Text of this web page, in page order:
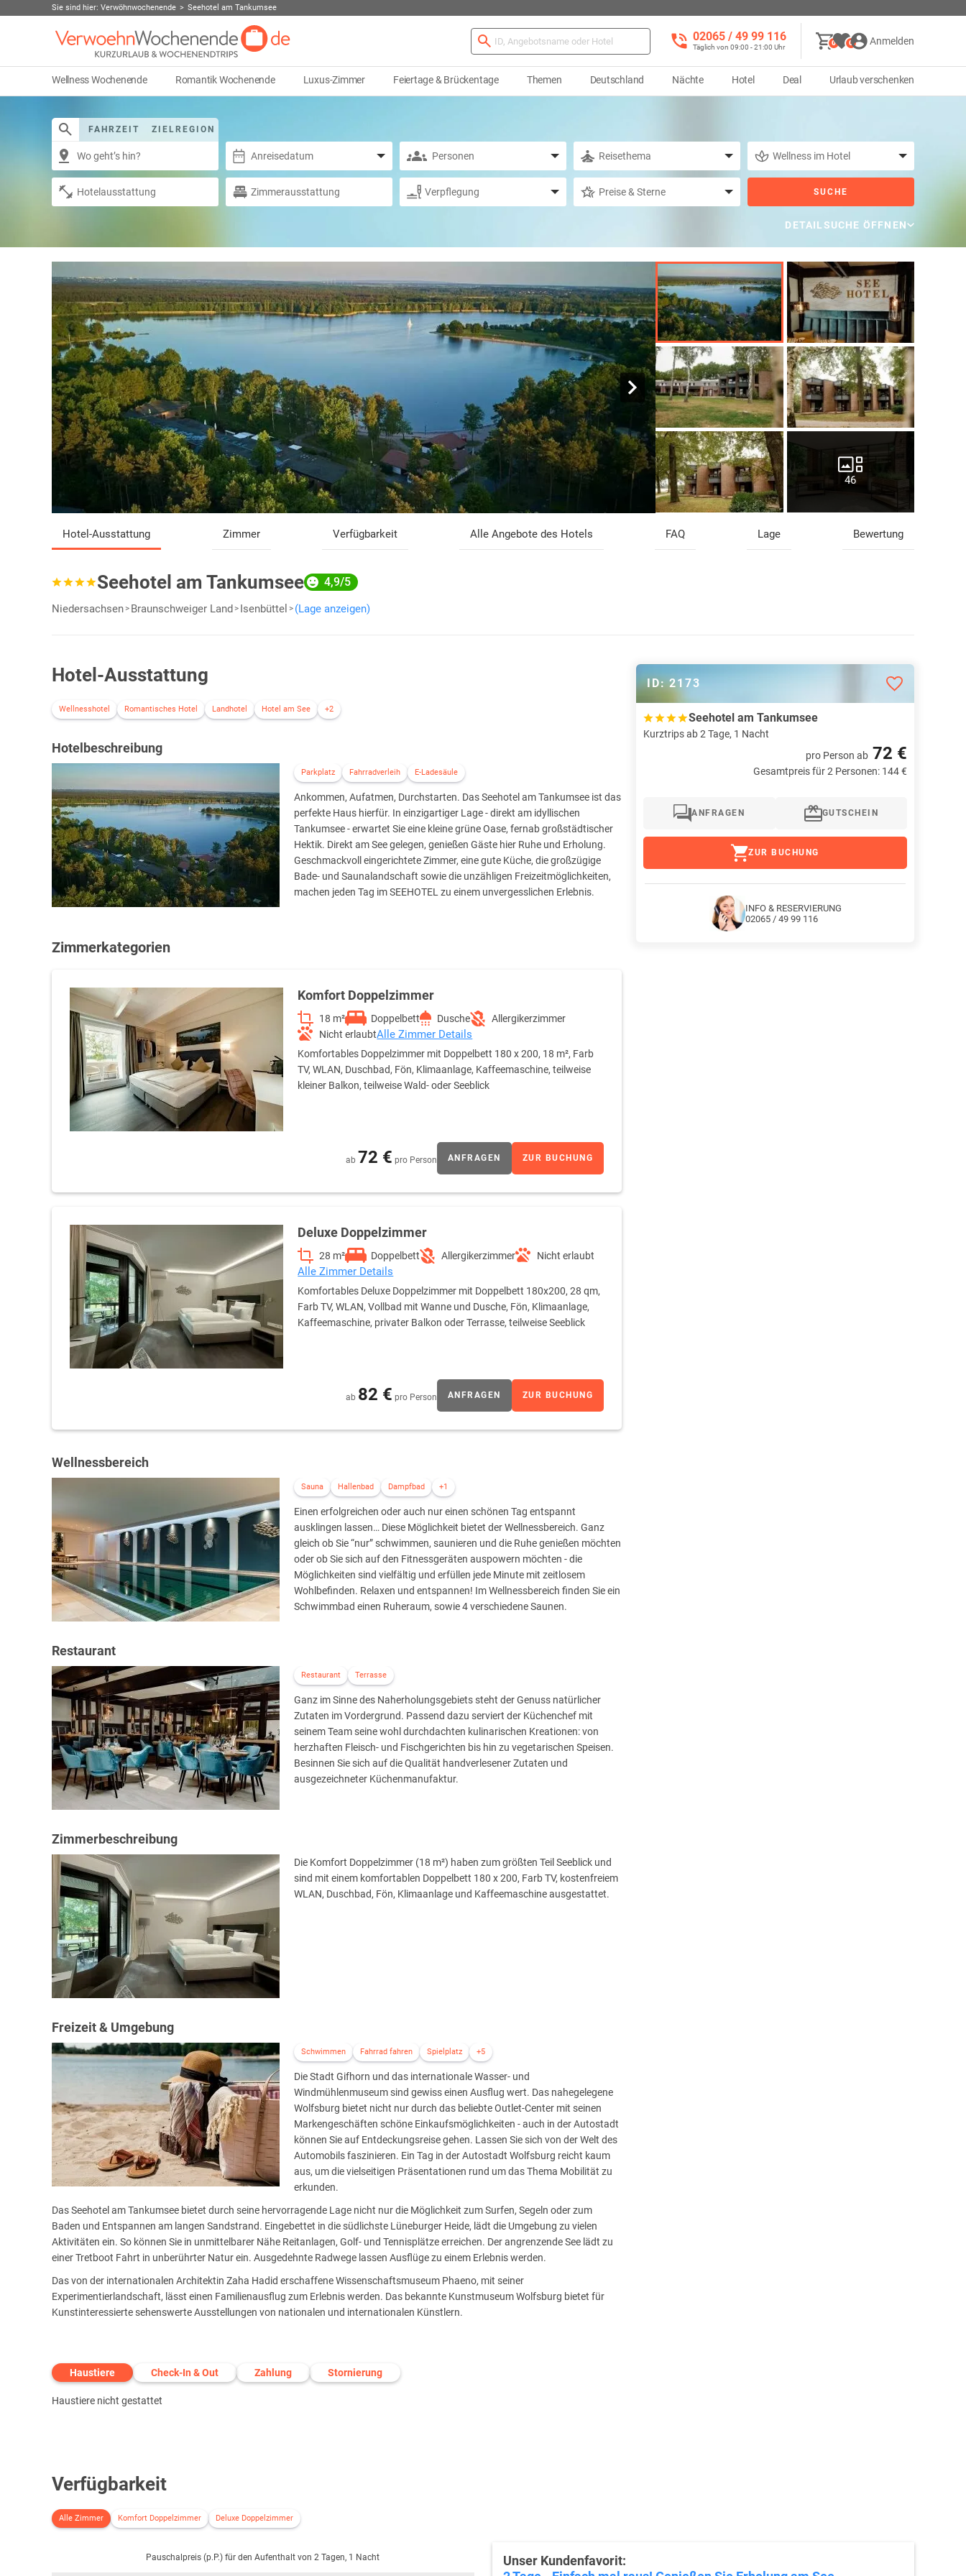
Sie sind hier: Verwöhnwochenende Seehotel am Tankumsee
02065 / 49 ‌99 116
Täglich von 09:00 - 21:00 Uhr
0 0 Anmelden
Wellness Wochenende Romantik Wochenende Luxus-Zimmer Feiertage & Brückentage Themen Deutschland Nächte Hotel Deal Urlaub verschenken
FAHRZEIT ZIELREGION
SUCHE
DETAILSUCHE ÖFFNEN
46
Hotel-Ausstattung Zimmer Verfügbarkeit Alle Angebote des Hotels FAQ Lage Bewertung
Seehotel am Tankumsee 4,9/5
Niedersachsen Braunschweiger Land Isenbüttel (Lage anzeigen)
Hotel-Ausstattung
Wellnesshotel Romantisches Hotel Landhotel Hotel am See +2
Hotelbeschreibung
Parkplatz Fahrradverleih E-Ladesäule
Ankommen, Aufatmen, Durchstarten. Das Seehotel am Tankumsee ist das
perfekte Haus hierfür. In einzigartiger Lage - direkt am idyllischen
Tankumsee - erwartet Sie eine kleine grüne Oase, fernab großstädtischer
Hektik. Direkt am See gelegen, genießen Gäste hier Ruhe und Erholung.
Geschmackvoll eingerichtete Zimmer, eine gute Küche, die großzügige
Bade- und Saunalandschaft sowie die unzähligen Freizeitmöglichkeiten,
machen jeden Tag im SEEHOTEL zu einem unvergesslichen Erlebnis.
Zimmerkategorien
Komfort Doppelzimmer
18 m² Doppelbett Dusche
Allergikerzimmer
Nicht erlaubtAlle Zimmer Details
Komfortables Doppelzimmer mit Doppelbett 180 x 200, 18 m², Farb
TV, WLAN, Duschbad, Fön, Klimaanlage, Kaffeemaschine, teilweise
kleiner Balkon, teilweise Wald- oder Seeblick
ab 72 € pro Person ANFRAGEN ZUR BUCHUNG
Deluxe Doppelzimmer
28 m² Doppelbett Allergikerzimmer Nicht erlaubt
Alle Zimmer Details
Komfortables Deluxe Doppelzimmer mit Doppelbett 180x200, 28 qm,
Farb TV, WLAN, Vollbad mit Wanne und Dusche, Fön, Klimaanlage,
Kaffeemaschine, privater Balkon oder Terrasse, teilweise Seeblick
ab 82 € pro Person ANFRAGEN ZUR BUCHUNG
Wellnessbereich
Sauna Hallenbad Dampfbad +1
Einen erfolgreichen oder auch nur einen schönen Tag entspannt
ausklingen lassen… Diese Möglichkeit bietet der Wellnessbereich. Ganz
gleich ob Sie “nur” schwimmen, saunieren und die Ruhe genießen möchten
oder ob Sie sich auf den Fitnessgeräten auspowern möchten - die
Möglichkeiten sind vielfältig und erfüllen jede Minute mit zeitlosem
Wohlbefinden. Relaxen und entspannen! Im Wellnessbereich finden Sie ein
Schwimmbad einen Ruheraum, sowie 4 verschiedene Saunen.
Restaurant
Restaurant Terrasse
Ganz im Sinne des Naherholungsgebiets steht der Genuss natürlicher
Zutaten im Vordergrund. Passend dazu serviert der Küchenchef mit
seinem Team seine wohl durchdachten kulinarischen Kreationen: von
herzhaften Fleisch- und Fischgerichten bis hin zu vegetarischen Speisen.
Besinnen Sie sich auf die Qualität handverlesener Zutaten und
ausgezeichneter Küchenmanufaktur.
Zimmerbeschreibung
Die Komfort Doppelzimmer (18 m²) haben zum größten Teil Seeblick und
sind mit einem komfortablen Doppelbett 180 x 200, Farb TV, kostenfreiem
WLAN, Duschbad, Fön, Klimaanlage und Kaffeemaschine ausgestattet.
Freizeit & Umgebung
Schwimmen Fahrrad fahren Spielplatz +5
Die Stadt Gifhorn und das internationale Wasser- und
Windmühlenmuseum sind gewiss einen Ausflug wert. Das nahegelegene
Wolfsburg bietet nicht nur durch das beliebte Outlet-Center mit seinen
Markengeschäften schöne Einkaufsmöglichkeiten - auch in der Autostadt
können Sie auf Entdeckungsreise gehen. Lassen Sie sich von der Welt des
Automobils faszinieren. Ein Tag in der Autostadt Wolfsburg reicht kaum
aus, um die vielseitigen Präsentationen rund um das Thema Mobilität zu
erkunden.
Das Seehotel am Tankumsee bietet durch seine hervorragende Lage nicht nur die Möglichkeit zum Surfen, Segeln oder zum
Baden und Entspannen am langen Sandstrand. Eingebettet in die südlichste Lüneburger Heide, lädt die Umgebung zu vielen
Aktivitäten ein. So können Sie in unmittelbarer Nähe Reitanlagen, Golf- und Tennisplätze erreichen. Der angrenzende See lädt zu
einer Tretboot Fahrt in unberührter Natur ein. Ausgedehnte Radwege lassen Ausflüge zu einem Erlebnis werden.
Das von der internationalen Architektin Zaha Hadid erschaffene Wissenschaftsmuseum Phaeno, mit seiner
Experimentierlandschaft, lässt einen Familienausflug zum Erlebnis werden. Das bekannte Kunstmuseum Wolfsburg bietet für
Kunstinteressierte sehenswerte Ausstellungen von nationalen und internationalen Künstlern.
Haustiere Check-In & Out Zahlung Stornierung
Haustiere nicht gestattet
ID: 2173
Seehotel am Tankumsee
Kurztrips ab 2 Tage, 1 Nacht
pro Person ab 72 €
Gesamtpreis für 2 Personen: 144 €
ANFRAGEN GUTSCHEIN
ZUR BUCHUNG
INFO & RESERVIERUNG
02065 / 49 99 116
Verfügbarkeit
Alle Zimmer Komfort Doppelzimmer Deluxe Doppelzimmer
Pauschalpreis (p.P.) für den Aufenthalt von 2 Tagen, 1 Nacht
Unser Kundenfavorit: